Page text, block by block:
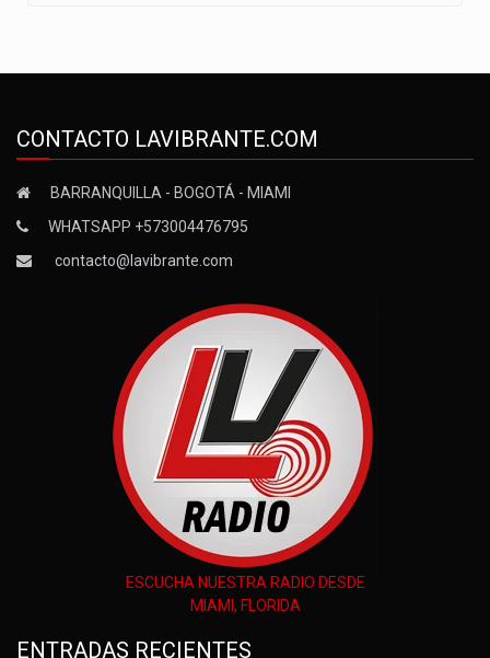
CONTACTO LAVIBRANTE.COM
BARRANQUILLA - BOGOTÁ - MIAMI
WHATSAPP +573004476795
contacto@lavibrante.com
ESCUCHA NUESTRA RADIO DESDE
MIAMI, FLORIDA
ENTRADAS RECIENTES